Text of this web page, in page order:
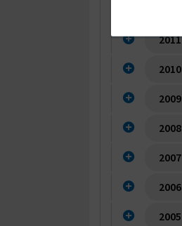
2011
2010
2009
2008
2007
2006
2005